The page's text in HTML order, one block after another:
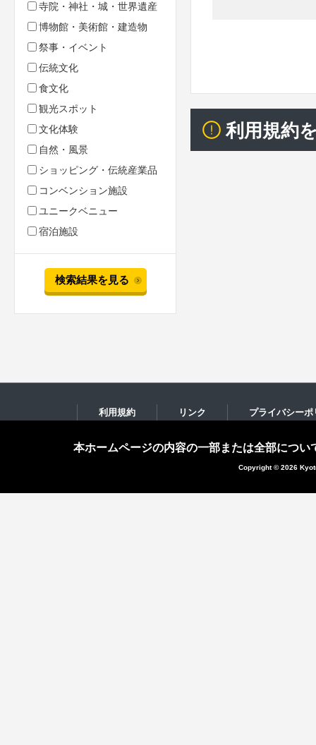
寺院・神社・城・世界遺産
博物館・美術館・建造物
祭事・イベント
伝統文化
食文化
観光スポット
文化体験
自然・風景
ショッピング・伝統産業品
コンベンション施設
ユニークベニュー
宿泊施設
検索結果を見る
利用規約
利用規約 リンク プライバシーポ
本ホームページの内容の一部または全部につ
Copyright © 2026